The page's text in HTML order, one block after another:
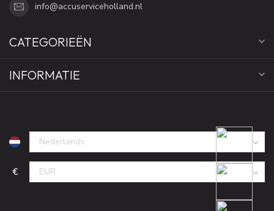
info@accuserviceholland.nl
CATEGORIEËN
INFORMATIE
€